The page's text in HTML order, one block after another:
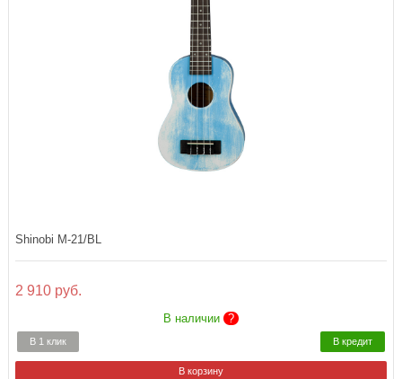
Shinobi M-21/BL
2 910 руб.
В наличии ?
В 1 клик В кредит